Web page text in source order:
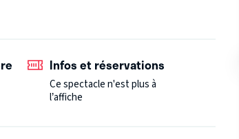
Infos et réservations
Ce spectacle n'est plus à
l’affiche